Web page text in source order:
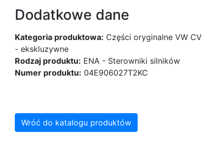
Dodatkowe dane
Kategoria produktowa: Części oryginalne VW CV
- ekskluzywne
Rodzaj produktu: ENA - Sterowniki silników
Numer produktu: 04E906027T2KC
Wróć do katalogu produktów